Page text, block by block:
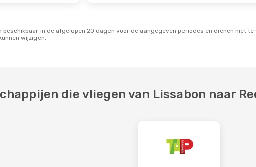
beschikbaar in de afgelopen 20 dagen voor de aangegeven periodes en dienen niet
wijzigen.
die vliegen van Lissabon naar